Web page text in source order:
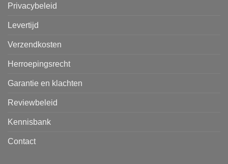
Privacybeleid
Levertijd
Verzendkosten
Herroepingsrecht
Garantie en klachten
Reviewbeleid
Kennisbank
Contact